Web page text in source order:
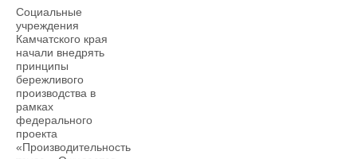
Социальные
учреждения
Камчатского края
начали внедрять
принципы
бережливого
производства в
рамках
федерального
проекта
«Производительность